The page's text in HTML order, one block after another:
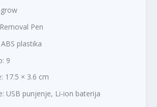
Pen
plastika
9
17.5 × 3.6 cm
USB punjenje, Li-ion baterija